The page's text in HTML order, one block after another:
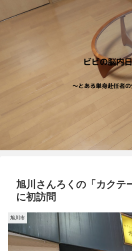
旭川さんろくの「カクテ
に初訪問
旭川市